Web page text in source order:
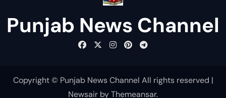
Punjab News Channel
Copyright © Punjab News Channel All rights reserved |
Newsair byThemeansar.